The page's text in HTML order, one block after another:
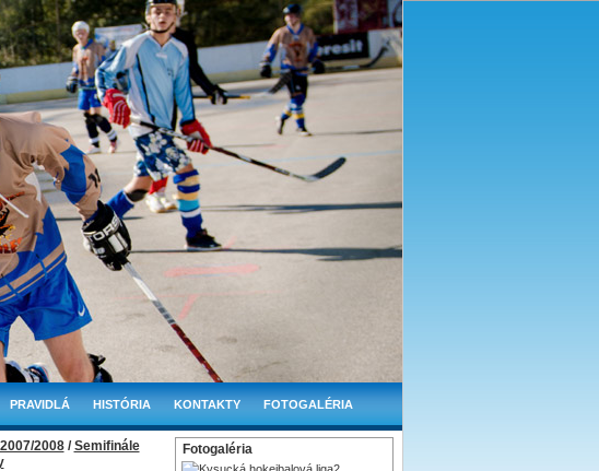
PRAVIDLÁ HISTÓRIA KONTAKTY FOTOGALÉRIA
2008/Semifinále
Fotogaléria